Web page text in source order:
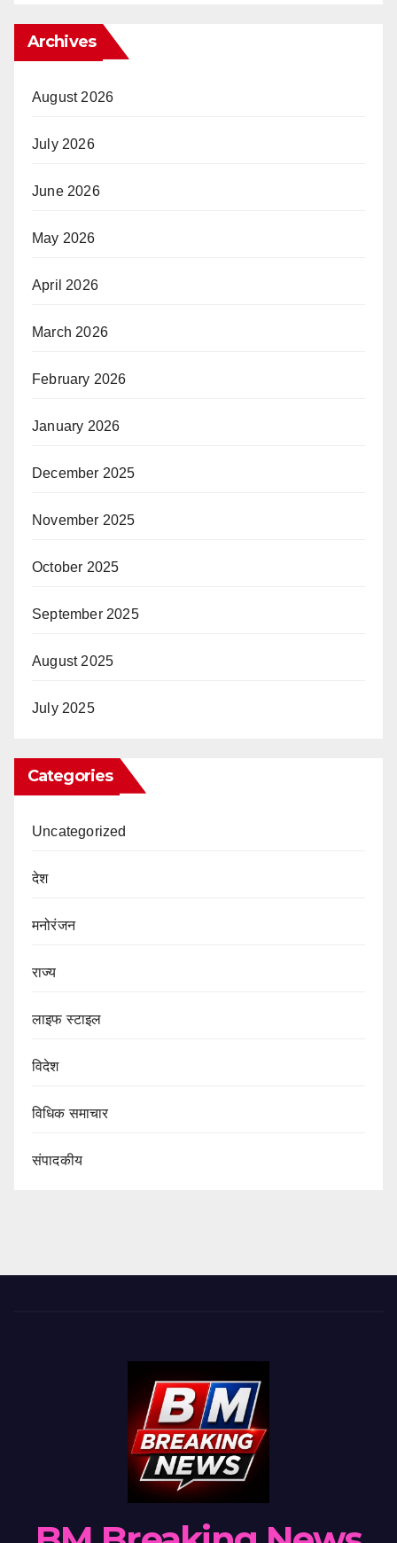
Archives
August 2026
July 2026
June 2026
May 2026
April 2026
March 2026
February 2026
January 2026
December 2025
November 2025
October 2025
September 2025
August 2025
July 2025
Categories
Uncategorized
देश
मनोरंजन
राज्य
लाइफ स्टाइल
विदेश
विधिक समाचार
संपादकीय